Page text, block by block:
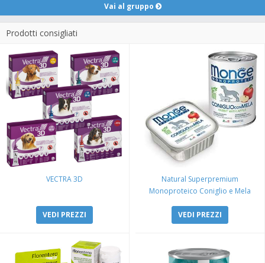
Vai al gruppo
Prodotti consigliati
VECTRA 3D
VEDI PREZZI
Natural Superpremium
Monoproteico Coniglio e Mela
VEDI PREZZI